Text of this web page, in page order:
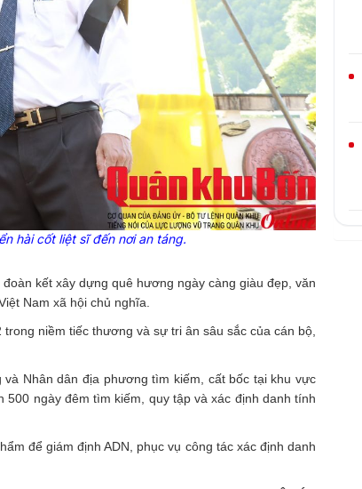
hài cốt liệt sĩ đến nơi an táng.
kết xây dựng quê hương ngày càng giàu đẹp, văn
Nam xã hội chủ nghĩa.
niềm tiếc thương và sự tri ân sâu sắc của cán bộ,
Nhân dân địa phương tìm kiếm, cất bốc tại khu vực
500 ngày đêm tìm kiếm, quy tập và xác định danh tính
để giám định ADN, phục vụ công tác xác định danh